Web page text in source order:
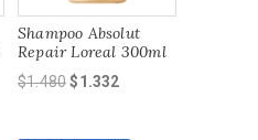
Shampoo Absolut
Repair Loreal 300ml
$1.480El
$1.332